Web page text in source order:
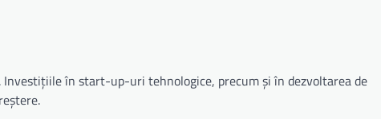
în start-up-uri tehnologice, precum și în dezvoltarea de